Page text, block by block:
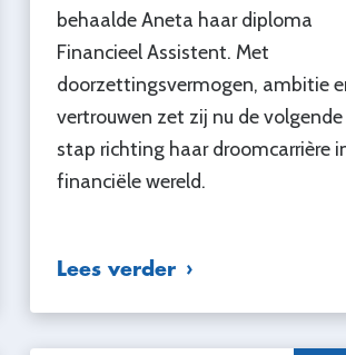
behaalde Aneta haar diploma
Financieel Assistent. Met
doorzettingsvermogen, ambitie
vertrouwen zet zij nu de volgende
stap richting haar droomcarrière
financiële wereld.
Lees verder